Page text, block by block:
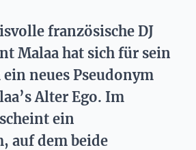
französische DJ
Malaa hat sich für sein
neues Pseudonym
Alter Ego. Im
ein
auf dem beide